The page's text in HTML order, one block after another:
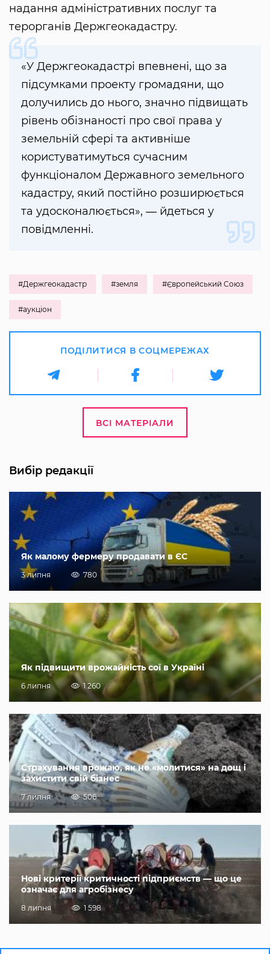
надання адміністративних послуг та
терорганів Держгеокадастру.
«У Держгеокадастрі впевнені, що за
підсумками проекту громадяни, що
долучились до нього, значно підвищать
рівень обізнаності про свої права у
земельній сфері та активніше
користуватимуться сучасним
функціоналом Державного земельного
кадастру, який постійно розширюється
та удосконалюється», ― йдеться у
повідмленні.
#Держгеокадастр #земля #Європейський Союз
#аукціон
ПОДІЛИТИСЯ В СОЦМЕРЕЖАХ
ВСІ МАТЕРІАЛИ
Вибір редакції
Як малому фермеру продавати в ЄС
3 липня 780
Як підвищити врожайність сої в Україні
6 липня 1 260
Страхування врожаю, як не «молитися» на дощ і
захистити свій бізнес
7 липня 506
Нові критерії критичності підприємств — що це
означає для агробізнесу
8 липня 1 598